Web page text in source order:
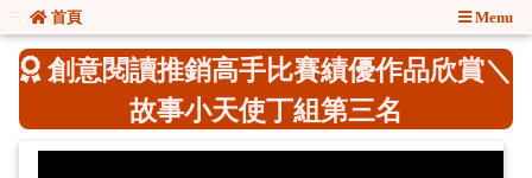
::: 首頁 Menu
創意閱讀推銷高手比賽績優作品欣賞＼
故事小天使丁組第三名